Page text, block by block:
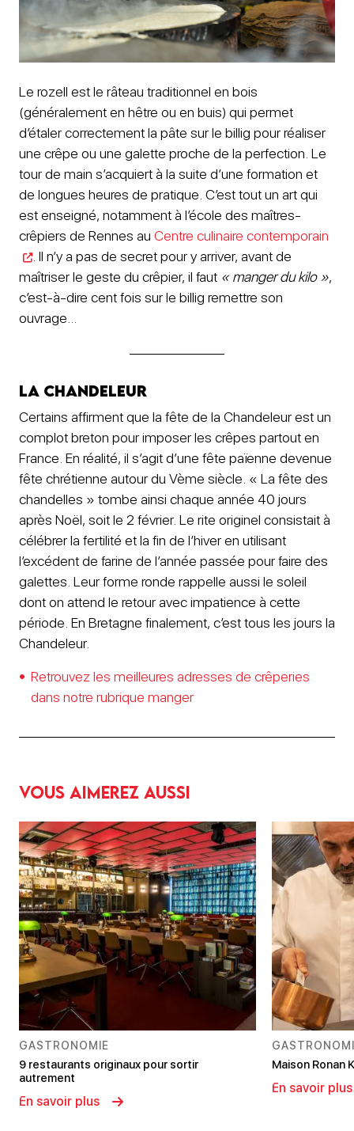
Le rozell est le râteau traditionnel en bois
(généralement en hêtre ou en buis) qui permet
d’étaler correctement la pâte sur le billig pour réaliser
une crêpe ou une galette proche de la perfection. Le
tour de main s’acquiert à la suite d’une formation et
de longues heures de pratique. C’est tout un art qui
est enseigné, notamment à l’école des maîtres-
crêpiers de Rennes au Centre culinaire contemporain
. Il n’y a pas de secret pour y arriver, avant de
maîtriser le geste du crêpier, il faut « manger du kilo »,
c’est-à-dire cent fois sur le billig remettre son
ouvrage…
La Chandeleur
Certains affirment que la fête de la Chandeleur est un
complot breton pour imposer les crêpes partout en
France. En réalité, il s’agit d’une fête païenne devenue
fête chrétienne autour du Vème siècle. « La fête des
chandelles » tombe ainsi chaque année 40 jours
après Noël, soit le 2 février. Le rite originel consistait à
célébrer la fertilité et la fin de l’hiver en utilisant
l’excédent de farine de l’année passée pour faire des
galettes. Leur forme ronde rappelle aussi le soleil
dont on attend le retour avec impatience à cette
période. En Bretagne finalement, c’est tous les jours la
Chandeleur.
Retrouvez les meilleures adresses de crêperies
dans notre rubrique manger
Vous aimerez aussi
GASTRONOMIE
9 restaurants originaux pour sortir
autrement
En savoir plus
Maison Ronan
En savoir plus